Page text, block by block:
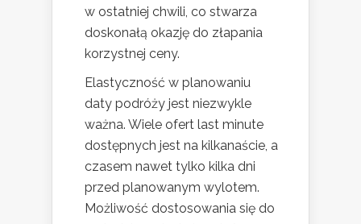
w ostatniej chwili, co stwarza
doskonałą okazję do złapania
korzystnej ceny.
Elastyczność w planowaniu
daty podróży jest niezwykle
ważna. Wiele ofert last minute
dostępnych jest na kilkanaście, a
czasem nawet tylko kilka dni
przed planowanym wylotem.
Możliwość dostosowania się do